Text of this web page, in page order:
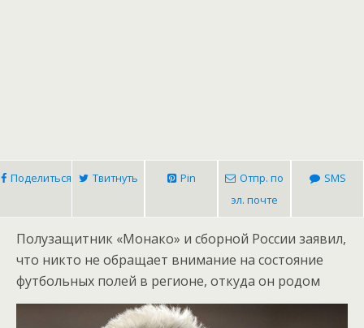
Поделиться Твитнуть Pin
Отпр. по
эл. почте
SMS
Полузащитник «Монако» и сборной России заявил,
что никто не обращает внимание на состояние
футбольных полей в регионе, откуда он родом